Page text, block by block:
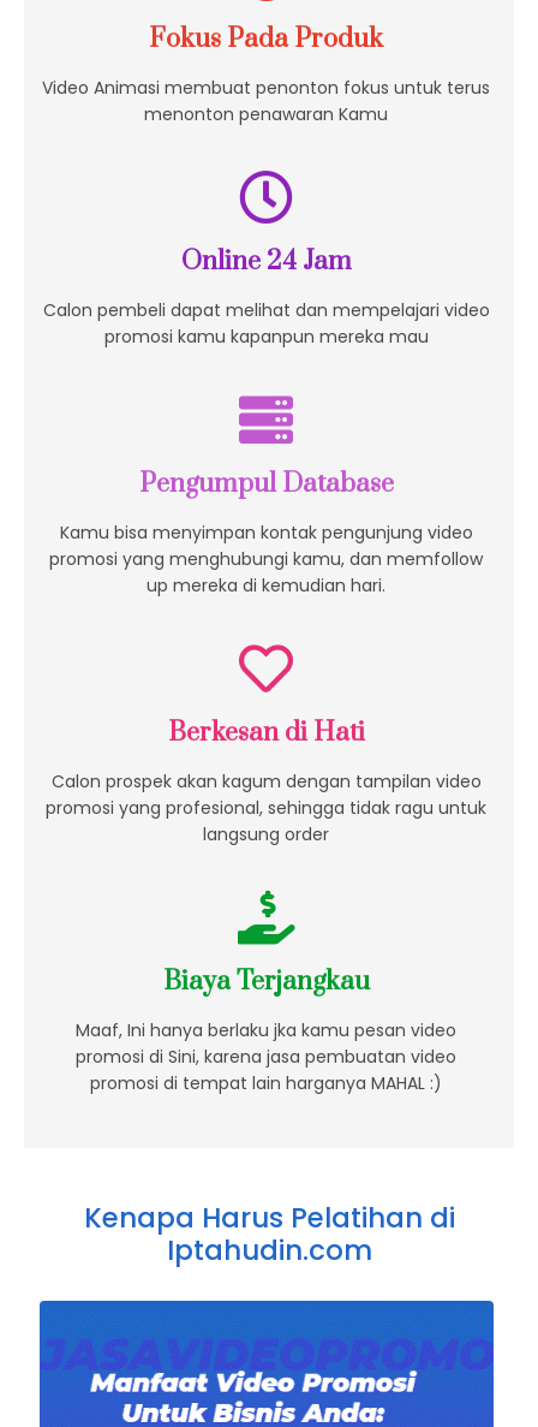
Fokus Pada Produk
Video Animasi membuat penonton fokus untuk terus
menonton penawaran Kamu
Online 24 Jam
Calon pembeli dapat melihat dan mempelajari video
promosi kamu kapanpun mereka mau
Pengumpul Database
Kamu bisa menyimpan kontak pengunjung video
promosi yang menghubungi kamu, dan memfollow
up mereka di kemudian hari.
Berkesan di Hati
Calon prospek akan kagum dengan tampilan video
promosi yang profesional, sehingga tidak ragu untuk
langsung order
Biaya Terjangkau
Maaf, Ini hanya berlaku jka kamu pesan video
promosi di Sini, karena jasa pembuatan video
promosi di tempat lain harganya MAHAL :)
Kenapa Harus Pelatihan di
Iptahudin.com